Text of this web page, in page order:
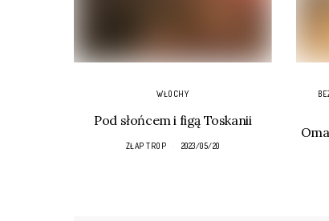
WŁOCHY
Pod słońcem i figą Toskanii
ZŁAP TROP 2023/05/20